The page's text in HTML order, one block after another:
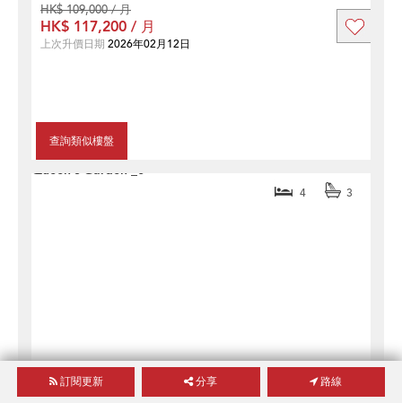
查詢類似樓盤
HK$ 109,000 / 月
HK$ 117,200 / 月
上次升價日期 2026年02月12日
4 3
訂閱更新 分享 路線